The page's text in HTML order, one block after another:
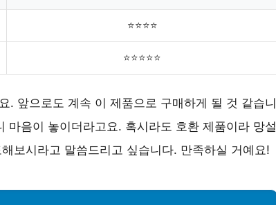
⭐⭐⭐⭐
⭐⭐⭐⭐⭐
. 앞으로도 계속 이 제품으로 구매하게 될 것 같습니
마음이 놓이더라고요. 혹시라도 호환 제품이라 망설
보시라고 말씀드리고 싶습니다. 만족하실 거예요!